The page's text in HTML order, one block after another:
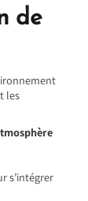
de
les
s’intégrer